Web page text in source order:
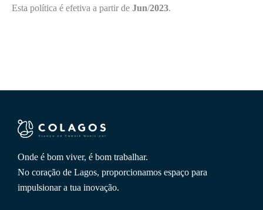
Esta política é efetiva a partir de Jun/2023.
Onde é bom viver, é bom trabalhar.
No coração de Lagos, proporcionamos espaço para
impulsionar a tua inovação.